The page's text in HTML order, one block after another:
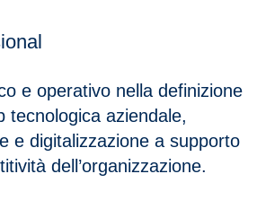
e operativo nella definizione
tecnologica aziendale,
e digitalizzazione a supporto
dell’organizzazione.